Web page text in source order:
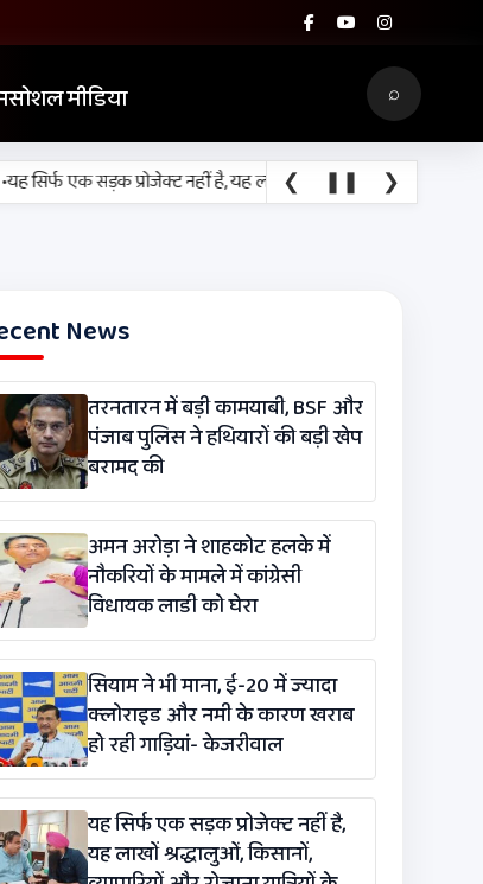
सोशल मीडिया ⌕
एक सड़क प्रोजेक्ट नहीं है, यह लाखों श्रद्धालुओं, किसानों, व्यापारियों
❮ ❚❚ ❯
News
तरनतारन में बड़ी कामयाबी, BSF और
पंजाब पुलिस ने हथियारों की बड़ी खेप
बरामद की
अमन अरोड़ा ने शाहकोट हलके में
नौकरियों के मामले में कांग्रेसी
विधायक लाडी को घेरा
सियाम ने भी माना, ई-20 में ज्यादा
क्लोराइड और नमी के कारण खराब
हो रही गाड़ियां- केजरीवाल
यह सिर्फ एक सड़क प्रोजेक्ट नहीं है,
यह लाखों श्रद्धालुओं, किसानों,